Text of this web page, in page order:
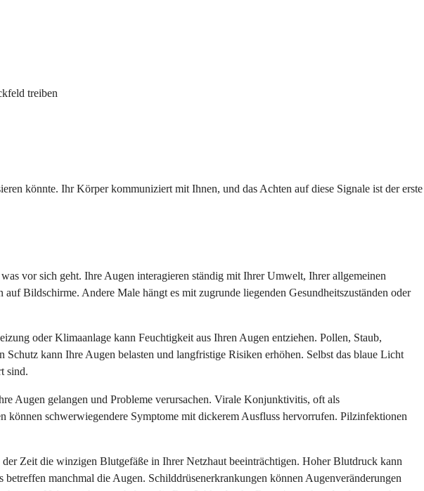
treiben
könnte. Ihr Körper kommuniziert mit Ihnen, und das Achten auf diese Signale ist der erste
vor sich geht. Ihre Augen interagieren ständig mit Ihrer Umwelt, Ihrer allgemeinen
Bildschirme. Andere Male hängt es mit zugrunde liegenden Gesundheitszuständen oder
oder Klimaanlage kann Feuchtigkeit aus Ihren Augen entziehen. Pollen, Staub,
kann Ihre Augen belasten und langfristige Risiken erhöhen. Selbst das blaue Licht
sind.
Augen gelangen und Probleme verursachen. Virale Konjunktivitis, oft als
schwerwiegendere Symptome mit dickerem Ausfluss hervorrufen. Pilzinfektionen
Zeit die winzigen Blutgefäße in Ihrer Netzhaut beeinträchtigen. Hoher Blutdruck kann
manchmal die Augen. Schilddrüsenerkrankungen können Augenveränderungen